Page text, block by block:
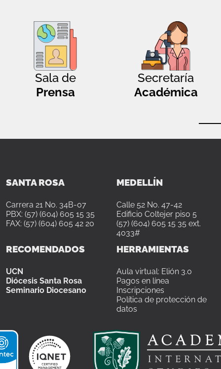
Sala de
Prensa
Secretaría
Académica
SANTA ROSA
Carrera 21 No. 34B-07
PBX: (57) (604) 605 15 35
FAX: (57) (604) 605 42 20
MEDELLÍN
Calle 52 No. 47-42
Edificio Coltejer piso 5
(57) (604) 605 15 35 ext.
4033#
RECOMENDADOS
UCN
Diócesis Santa Rosa
Seminario Diocesano
HERRAMIENTAS
Aula virtual: Elión 3.0
Pagos en línea
Inscripciones
Política de protección de
datos